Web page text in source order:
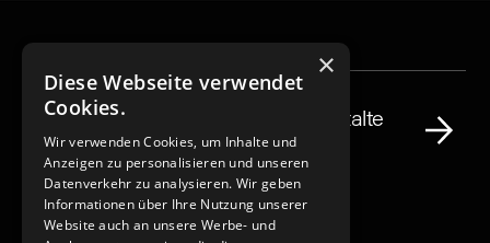
Karriere
Werde Teil unseres Teams und gestalte
mit uns Großes – bewirb Dich jetzt!
×
Diese Webseite verwendet
Cookies.
Wir verwenden Cookies, um Inhalte und
Anzeigen zu personalisieren und unseren
Datenverkehr zu analysieren. Wir geben
Informationen über Ihre Nutzung unserer
Website auch an unsere Werbe- und